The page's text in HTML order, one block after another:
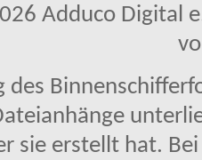
Adduco Digital
des
sie erstellt hat.